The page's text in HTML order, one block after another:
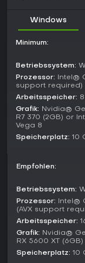
Im Multiplayer-
die Replayability
Updates and
Seit dem
die die Systeme
beheben. Neuere
kostenlosen
strategischen
Diese Updates
frische
Lohnt es sich?
Für Fans von
Windows
Minimum:
Betriebssystem:
Prozessor: Intel®
support required)
Arbeitsspeicher:
Grafik: Nvidia®
R7 370 (2GB) or
Vega 8
Speicherplatz: 10
Empfohlen:
Betriebssystem:
Prozessor: Intel®
(AVX support
Arbeitsspeicher:
Grafik: Nvidia®
RX 5600 XT
Speicherplatz: 10